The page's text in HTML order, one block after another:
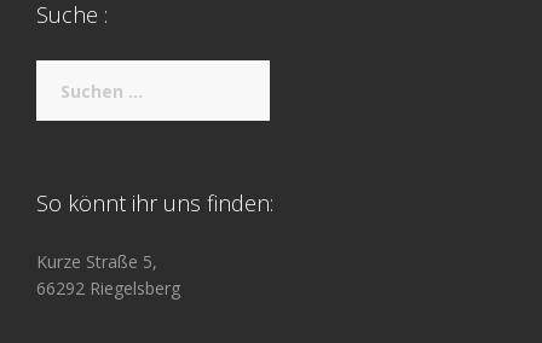
Suche :
nach:
So könnt ihr uns finden:
Kurze Straße 5,
66292 Riegelsberg